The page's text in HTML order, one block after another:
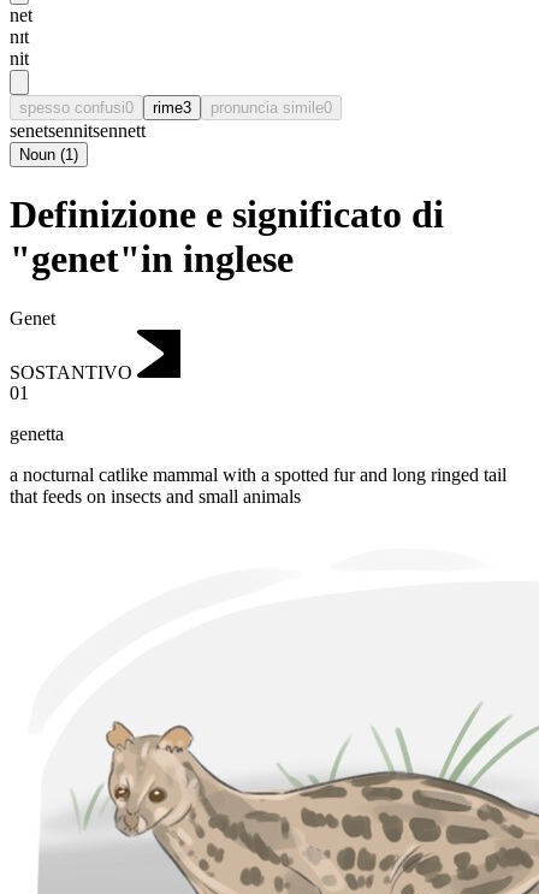
net
nɪt
nit
spesso confusi0 rime3 pronuncia simile0
senetsennitsennett
Noun (1)
Definizione e significato di
"genet"in inglese
Genet
SOSTANTIVO
01
genetta
a nocturnal catlike mammal with a spotted fur and long ringed tail
that feeds on insects and small animals